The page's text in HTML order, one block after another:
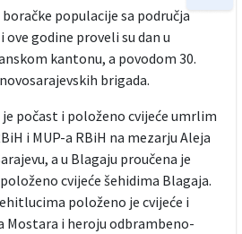
populacije sa područja
ove godine proveli su dan u
kantonu, a povodom 30.
brigada.
počast i položeno cvijeće umrlim
i MUP-a RBiH na mezarju Aleja
a u Blagaju proučena je
cvijeće šehidima Blagaja.
položeno je cvijeće i
Mostara i heroju odbrambeno-